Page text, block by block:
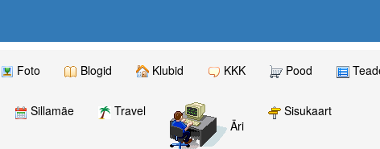
Foto Blogid Klubid KKK Pood
Sillamäe
Travel
Äri
Sisukaart